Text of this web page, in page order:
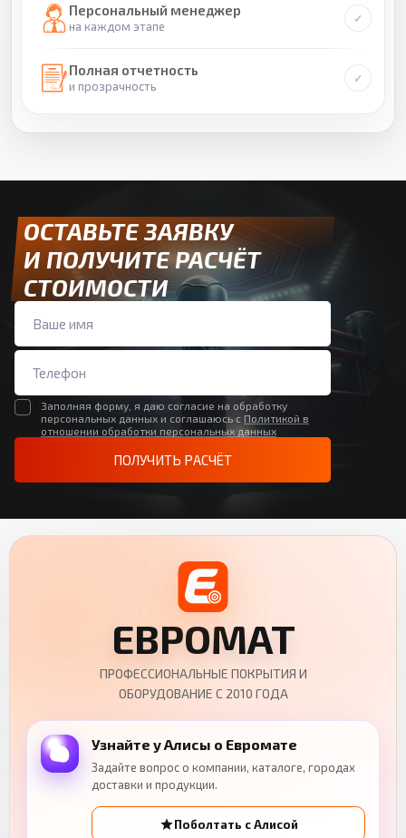
Персональный менеджер
на каждом этапе
Полная отчетность
и прозрачность
ОСТАВЬТЕ ЗАЯВКУ
И ПОЛУЧИТЕ РАСЧЁТ
СТОИМОСТИ
Заполняя форму, я даю согласие на обработку
персональных данных и соглашаюсь с Политикой в
отношении обработки персональных данных
ПОЛУЧИТЬ РАСЧЁТ
ЕВРОМАТ
ПРОФЕССИОНАЛЬНЫЕ ПОКРЫТИЯ И
ОБОРУДОВАНИЕ С 2010 ГОДА
Узнайте у Алисы о Евромате
Задайте вопрос о компании, каталоге, городах
доставки и продукции.
Поболтать с Алисой